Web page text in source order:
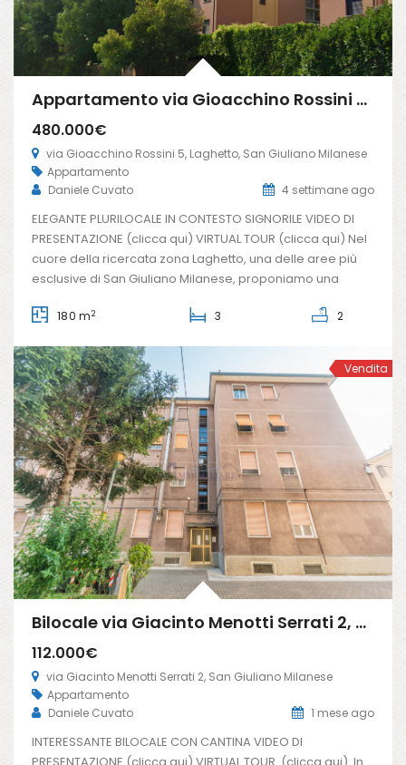
Appartamento via Gioacchino Rossini 5, Laghetto, San Giuliano Milanese (Rif. SGM92)
480.000€
via Gioacchino Rossini 5, Laghetto, San Giuliano Milanese
Appartamento
Daniele Cuvato
4 settimane ago
ELEGANTE PLURILOCALE IN CONTESTO SIGNORILE VIDEO DI
PRESENTAZIONE (clicca qui) VIRTUAL TOUR (clicca qui) Nel
cuore della ricercata zona Laghetto, una delle aree più
esclusive di San Giuliano Milanese, proponiamo una
signorile del 2008, perfettamente curato e abitato.
spettacolare zona […]
180 m2 3 2
Vendita
Bilocale via Giacinto Menotti Serrati 2, San Giuliano Milanese (Rif. SGM91)
112.000€
via Giacinto Menotti Serrati 2, San Giuliano Milanese
Appartamento
Daniele Cuvato
1 mese ago
INTERESSANTE BILOCALE CON CANTINA VIDEO DI